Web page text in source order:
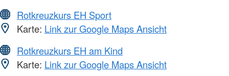
Rotkreuzkurs EH Sport
Karte: Link zur Google Maps Ansicht
Rotkreuzkurs EH am Kind
Karte: Link zur Google Maps Ansicht